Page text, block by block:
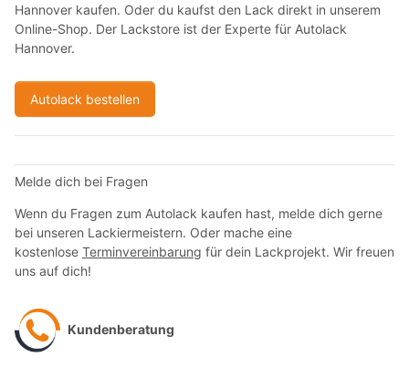
Hannover kaufen. Oder du kaufst den Lack direkt in unserem
Online-Shop. Der Lackstore ist der Experte für Autolack
Hannover.
Autolack bestellen
Melde dich bei Fragen
Wenn du Fragen zum Autolack kaufen hast, melde dich gerne
bei unseren Lackiermeistern. Oder mache eine
kostenlose Terminvereinbarung für dein Lackprojekt. Wir freuen
uns auf dich!
Kundenberatung